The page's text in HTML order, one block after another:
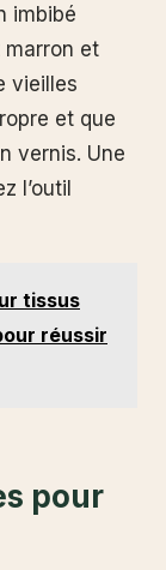
imbibé
marron et
vieilles
et que
vernis. Une
l’outil
tissus
réussir
pour